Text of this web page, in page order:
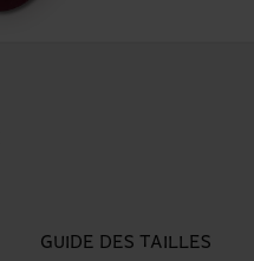
GUIDE DES TAILLES